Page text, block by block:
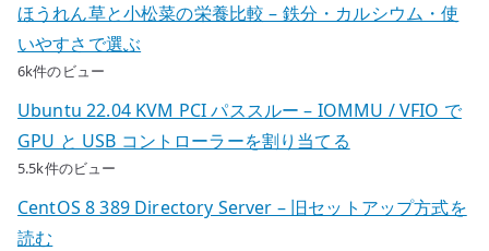
ほうれん草と小松菜の栄養比較 – 鉄分・カルシウム・使
いやすさで選ぶ
6k件のビュー
Ubuntu 22.04 KVM PCI パススルー – IOMMU / VFIO で
GPU と USB コントローラーを割り当てる
5.5k件のビュー
CentOS 8 389 Directory Server – 旧セットアップ方式を
読む